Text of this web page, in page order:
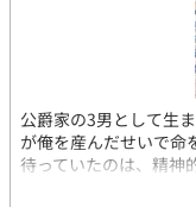
公爵家の3男として生
が俺を産んだせいで命
待っていたのは、精神
置のような部屋に放